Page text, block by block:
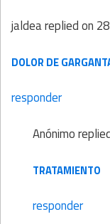
jaldeareplied on
DOLOR DE
responder
Anónimo
TRATAMIENTO
responder